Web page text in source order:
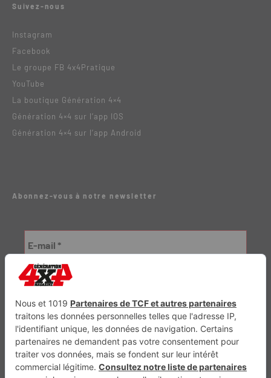
Suivez-nous
Instagram
Facebook
Le groupe FB 4x4Pratique
YouTube
La boutique Génération 4×4
Génération 4×4 sur l’app IOS
Génération 4×4 sur l’app Android
Abonnez-vous à notre newsletter
Génération Electrique Génération Sans Permis VTTAE.fr FullAttack